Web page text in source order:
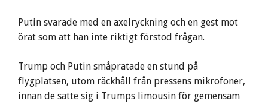
Putin svarade med en axelryckning och en gest mot
örat som att han inte riktigt förstod frågan.
Trump och Putin småpratade en stund på
flygplatsen, utom räckhåll från pressens mikrofoner,
innan de satte sig i Trumps limousin för gemensam